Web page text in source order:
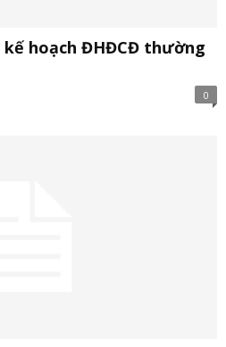
kế hoạch ĐHĐCĐ thường
0